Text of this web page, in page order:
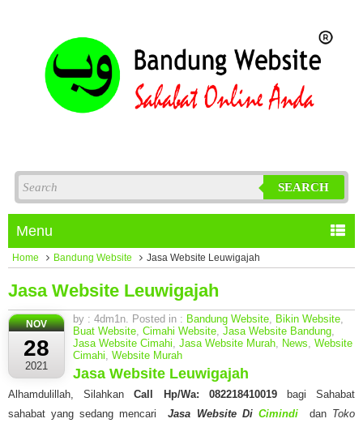
SEARCH
Menu
Home Bandung Website Jasa Website Leuwigajah
Jasa Website Leuwigajah
NOV
28
2021
by : 4dm1n. Posted in : Bandung Website, Bikin Website,
Buat Website, Cimahi Website, Jasa Website Bandung,
Jasa Website Cimahi, Jasa Website Murah, News, Website
Cimahi, Website Murah
Jasa Website Leuwigajah
Alhamdulillah, SilahkanCall Hp/Wa: 082218410019bagi Sahabat
sahabat yang sedang mencari Jasa Website Di Cimindi dan Toko